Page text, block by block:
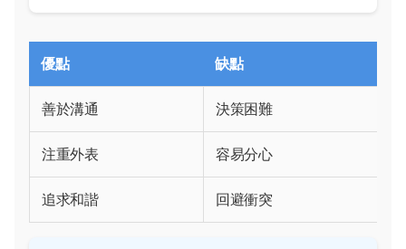
優點 缺點
善於溝通 決策困難
注重外表 容易分心
追求和諧 回避衝突